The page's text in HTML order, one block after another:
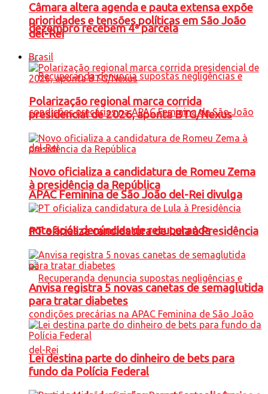
dezembro recebem 4ª parcela
APAC Feminina de São João del-Rei divulga
nota após denúncias de recuperanda
Câmara altera agenda e pauta extensa expõe
prioridades e tensões políticas em São João
del-Rei
Brasil
Polarização regional marca corrida
presidencial de 2026, aponta BTG/Nexus
Novo oficializa a candidatura de Romeu Zema
à presidência da República
PT oficializa candidatura de Lula à Presidência
Anvisa registra 5 novas canetas de semaglutida
para tratar diabetes
Lei destina parte do dinheiro de bets para
fundo da Polícia Federal